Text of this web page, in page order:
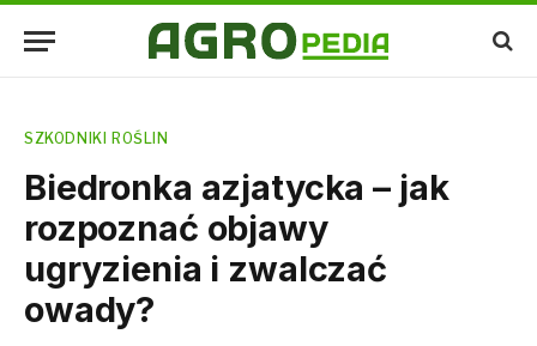
SZKODNIKI ROŚLIN
Biedronka azjatycka – jak
rozpoznać objawy
ugryzienia i zwalczać
owady?